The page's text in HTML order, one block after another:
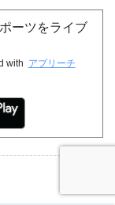
ーツをライブ
with アプリーチ